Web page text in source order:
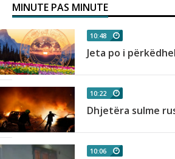
MINUTE PAS MINUTE
10:48
Jeta po i
10:22
Dhjetëra sulme
10:06